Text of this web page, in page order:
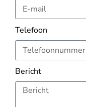
Telefoon
Bericht